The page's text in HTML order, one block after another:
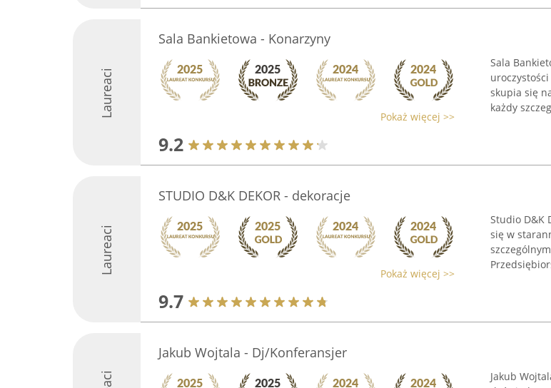
Laureaci
Sala Bankietowa - Konarzyny
Pokaż więcej >>
9.2
Sala
skupia się
każdy
Laureaci
STUDIO D&K DEKOR - dekoracje
Pokaż więcej >>
9.7
Studio D&K
się w
Jakub Wojtala - Dj/Konferansjer
Jakub